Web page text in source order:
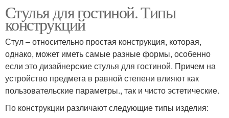
Стулья для гостиной. Типы
конструкций
Стул – относительно простая конструкция, которая,
однако, может иметь самые разные формы, особенно
если это дизайнерские стулья для гостиной. Причем на
устройство предмета в равной степени влияют как
пользовательские параметры., так и чисто эстетические.
По конструкции различают следующие типы изделия: